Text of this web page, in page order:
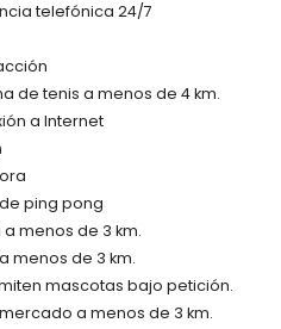
villa
telefónica 24/7
de tenis a menos de 4 km.
a Internet
ping pong
a menos de 3 km.
menos de 3 km.
mascotas bajo petición.
a menos de 3 km.